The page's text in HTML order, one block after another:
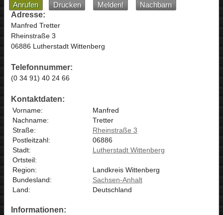
Anrufen Drucken Melden!
Nachbarn
Adresse:
Manfred Tretter
Rheinstraße 3
06886 Lutherstadt Wittenberg
Telefonnummer:
(0 34 91) 40 24 66
Kontaktdaten:
Vorname:
Manfred
Nachname:
Tretter
Straße:
Rheinstraße 3
Postleitzahl:
06886
Stadt:
Lutherstadt Wittenberg
Ortsteil:
Region:
Landkreis Wittenberg
Bundesland:
Sachsen-Anhalt
Land:
Deutschland
Informationen: